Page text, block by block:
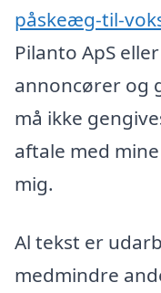
påskeæg-til-
Pilanto ApS
annoncører og
må ikke
aftale med
mig.
Al tekst er
medmindre